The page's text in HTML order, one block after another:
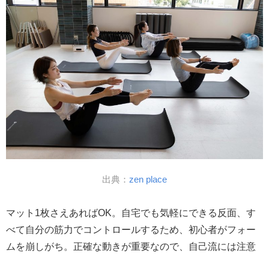
出典： zen place
マット1枚さえあればOK。自宅でも気軽にできる反面、す
べて自分の筋力でコントロールするため、初心者がフォー
ムを崩しがち。正確な動きが重要なので、自己流には注意